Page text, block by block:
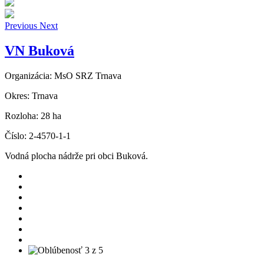
Previous Next
VN Buková
Organizácia: MsO SRZ Trnava
Okres: Trnava
Rozloha: 28 ha
Číslo: 2-4570-1-1
Vodná plocha nádrže pri obci Buková.